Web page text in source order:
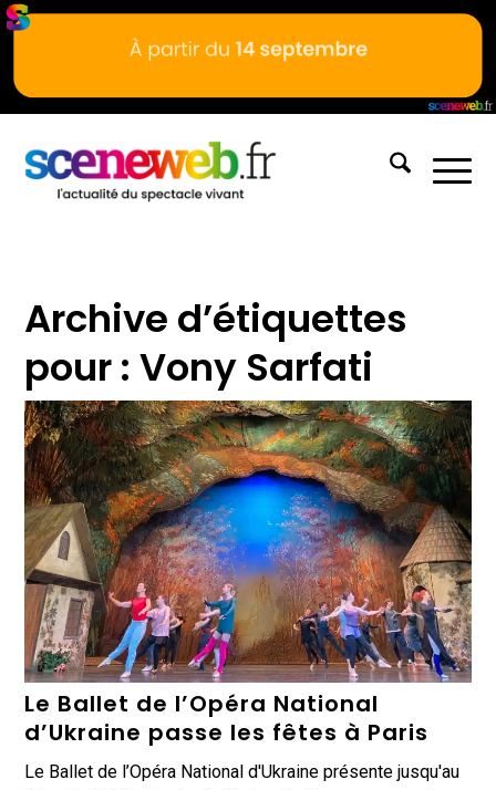
Archive d’étiquettes
pour :Vony Sarfati
Le Ballet de l’Opéra National
d’Ukraine passe les fêtes à Paris
Le Ballet de l’Opéra National d'Ukraine présente jusqu'au